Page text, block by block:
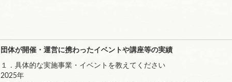
団体が開催・運営に携わったイベントや講座等の実績
１．具体的な実施事業・イベントを教えてください
2025年